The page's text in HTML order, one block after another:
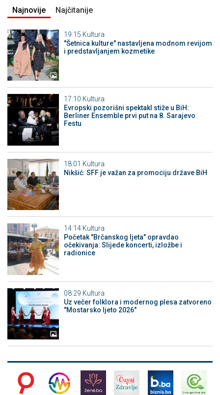
Najnovije Najčitanije
19:15 Kultura
"Šetnica kulture" nastavljena modnom revijom
i predstavljanjem kozmetike
17:10 Kultura
Evropski pozorišni spektakl stiže u BiH:
Berliner Ensemble prvi put na 8. Sarajevo
Festu
18:01 Kultura
Nikšić: SFF je važan za promociju države BiH
14:14 Kultura
Početak "Brčanskog ljeta" opravdao
očekivanja: Slijede koncerti, izložbe i
radionice
08:29 Kultura
Uz večer folklora i modernog plesa zatvoreno
"Mostarsko ljeto 2026"